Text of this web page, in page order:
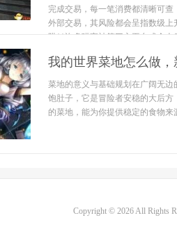
完成交易，每一笔消费都清晰可
外部交易，其风险都会呈指数级
阱**许多玩家被第三方平台或个人
我的世界菜地怎么做
菜地的意义与基础规划在广阔无
饱肚子，它是冒险者安稳的大后
的菜地，能为你提供稳定的食物来
Copyright © 2026 All Rights